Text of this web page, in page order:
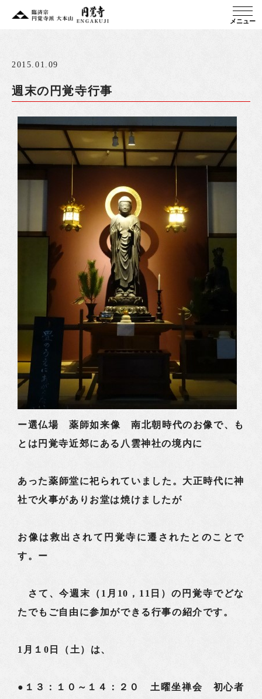
メニュー
2015.01.09
週末の円覚寺行事
ー選仏場 薬師如来像 南北朝時代のお像で、も
とは円覚寺近郊にある八雲神社の境内に
あった薬師堂に祀られていました。大正時代に神
社で火事がありお堂は焼けましたが
お像は救出されて円覚寺に遷されたとのことで
す。ー
さて、今週末（1月10，11日）の円覚寺でどな
たでもご自由に参加ができる行事の紹介です。
1月１0日（土）は、
●１３：１０～１４：２０ 土曜坐禅会 初心者